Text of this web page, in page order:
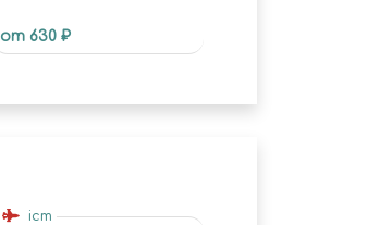
от 630 ₽
icm